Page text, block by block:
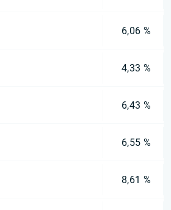
6,06 %
4,33 %
6,43 %
6,55 %
8,61 %